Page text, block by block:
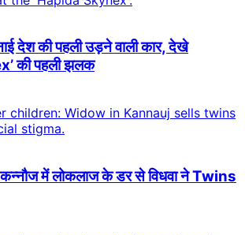
देश की पहली उड़ने वाली कार, देखे
की पहली झलक
कन्नौज में लोकलाज के डर से विधवा ने Twins